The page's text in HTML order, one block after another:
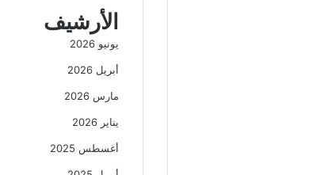
الأرشيف
يونيو 2026
أبريل 2026
مارس 2026
يناير 2026
أغسطس 2025